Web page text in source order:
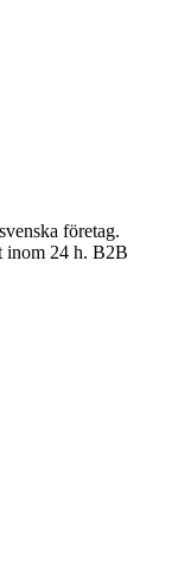
företag.
inom 24 h. B2B